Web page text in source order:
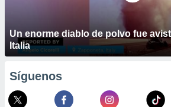
Un enorme diablo de polvo fue
Italia
Síguenos